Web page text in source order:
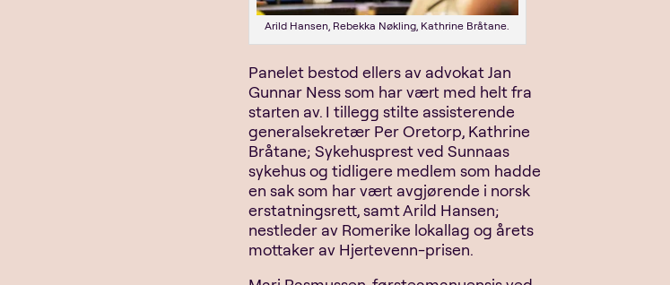
Arild Hansen, Rebekka Nøkling, Kathrine Bråtane.
Panelet bestod ellers av advokat Jan
Gunnar Ness som har vært med helt fra
starten av. I tillegg stilte assisterende
generalsekretær Per Oretorp, Kathrine
Bråtane; Sykehusprest ved Sunnaas
sykehus og tidligere medlem som hadde
en sak som har vært avgjørende i norsk
erstatningsrett, samt Arild Hansen;
nestleder av Romerike lokallag og årets
mottaker av Hjertevenn-prisen.